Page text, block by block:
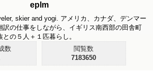
eplm
skier and yogi. アメリカ、カナダ、デンマー
訳の仕事をしながら、イギリス南西部の田舎町
の５人＋１匹暮らし。
数
閲覧数
7183650